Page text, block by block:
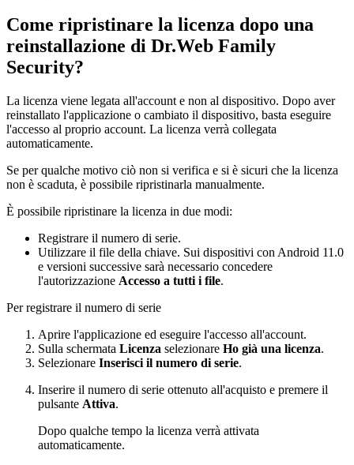
Come ripristinare la licenza dopo una
reinstallazione di Dr.Web Family
Security?
La licenza viene legata all'account e non al dispositivo. Dopo aver
reinstallato l'applicazione o cambiato il dispositivo, basta eseguire
l'accesso al proprio account. La licenza verrà collegata
automaticamente.
Se per qualche motivo ciò non si verifica e si è sicuri che la licenza
non è scaduta, è possibile ripristinarla manualmente.
È possibile ripristinare la licenza in due modi:
Registrare il numero di serie.
Utilizzare il file della chiave. Sui dispositivi con Android 11.0
e versioni successive sarà necessario concedere
l'autorizzazione Accesso a tutti i file.
Per registrare il numero di serie
Aprire l'applicazione ed eseguire l'accesso all'account.
Sulla schermata Licenza selezionare Ho già una licenza.
Selezionare Inserisci il numero di serie.
Inserire il numero di serie ottenuto all'acquisto e premere il
pulsante Attiva.
Dopo qualche tempo la licenza verrà attivata
automaticamente.